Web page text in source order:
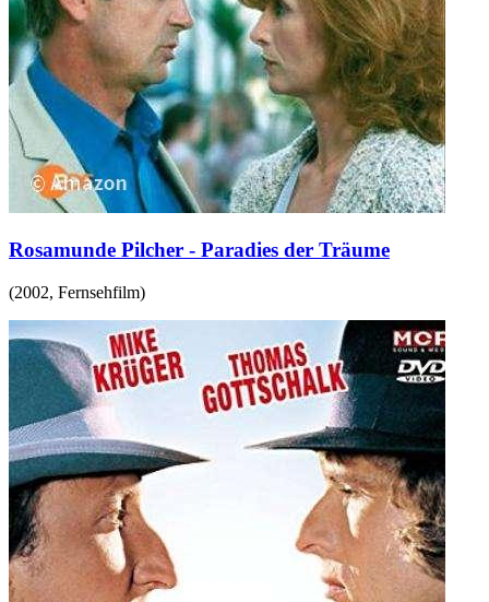
Rosamunde Pilcher - Paradies der Träume
(2002, Fernsehfilm)